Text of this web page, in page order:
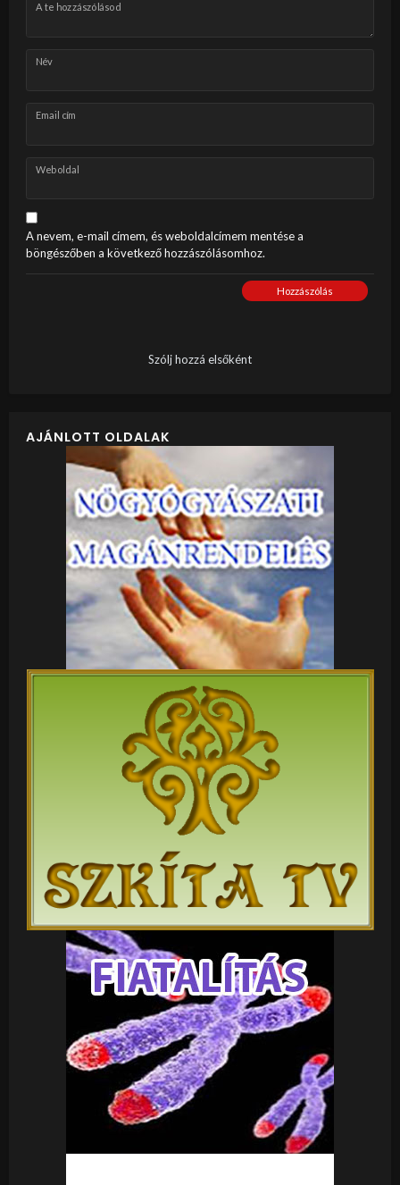
A te hozzászólásod
Név
Email cím
Weboldal
A nevem, e-mail címem, és weboldalcímem mentése a
böngészőben a következő hozzászólásomhoz.
Hozzászólás
Szólj hozzá elsőként
AJÁNLOTT OLDALAK